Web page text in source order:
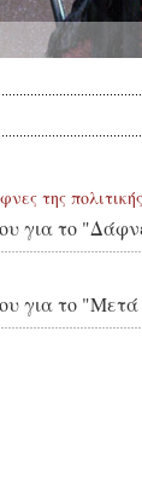
της πολιτικής
για το
για το